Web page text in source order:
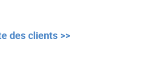
des clients >>